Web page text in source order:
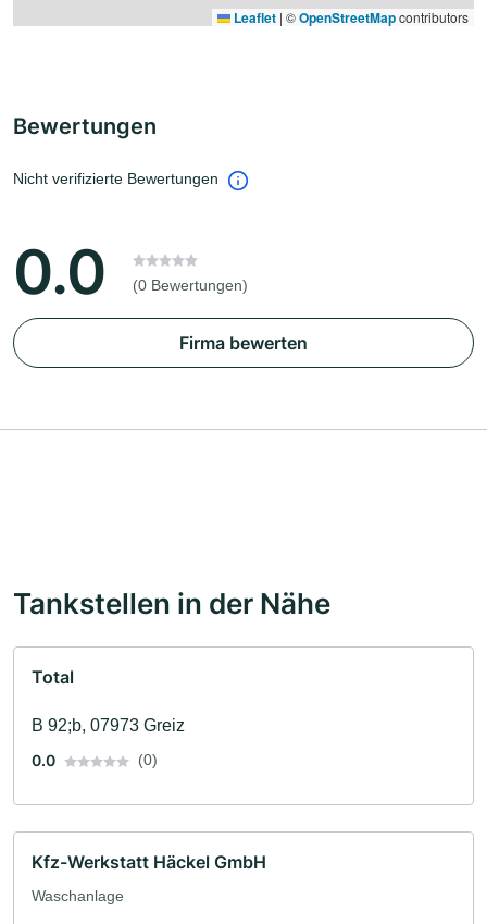
Leaflet | ©OpenStreetMapcontributors
Bewertungen
Nicht verifizierte Bewertungen
0.0 (0 Bewertungen)
Firma bewerten
Tankstellen in der Nähe
Total
B 92;b, 07973 Greiz
0.0
(0)
Kfz-Werkstatt Häckel GmbH
Waschanlage